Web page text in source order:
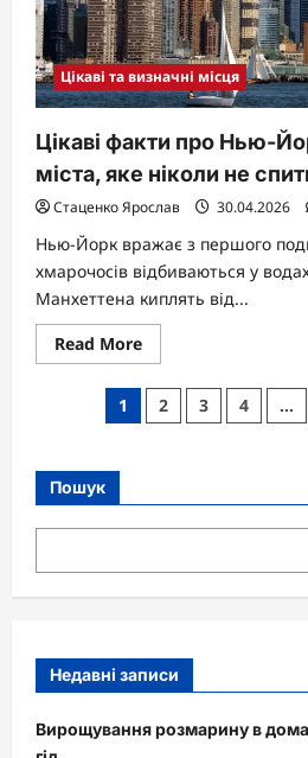
Цікаві та визначні місця
Цікаві факти про Нью-
міста, яке ніколи не
Стаценко Ярослав 30.04.2026
Нью-Йорк вражає з першого
хмарочосів відбиваються у
Манхеттена киплять від...
Read MoreRead
more
Цікаві
факти
про
яке
ніколи
Пагінація
1 2 3 4 …
Пошук
Недавні записи
Вирощування розмарину в